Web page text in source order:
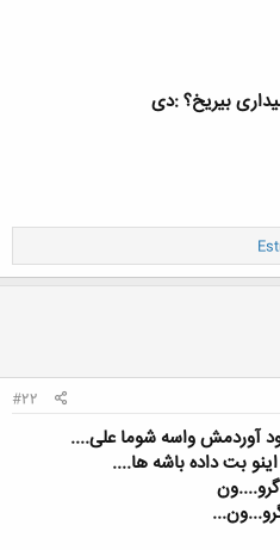
بیریخ؟ :دی
#22
آوردمش واسه شوما علی....
بت داده باشه ها....